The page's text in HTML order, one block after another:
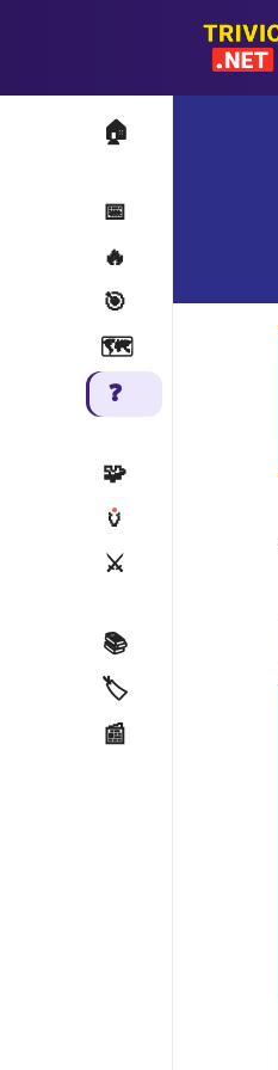
🏠
📅
🔥
🎯
🗺️
❓
🧩
🏺
⚔️
📚
🏷️
📰